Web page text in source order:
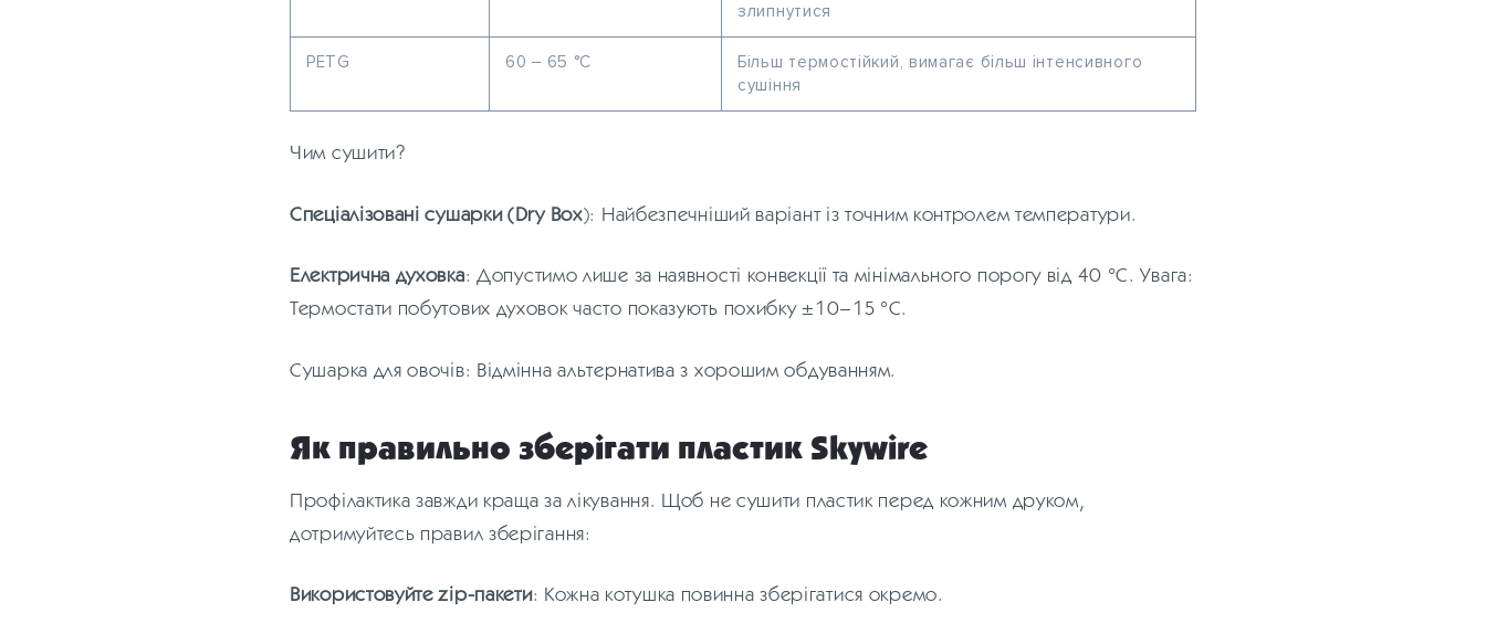
злипнутися
PETG 60 – 65 °C
Більш термостійкий, вимагає більш інтенсивного
сушіння
Чим сушити?
Спеціалізовані сушарки (Dry Box): Найбезпечніший варіант із точним контролем температури.
Електрична духовка: Допустимо лише за наявності конвекції та мінімального порогу від 40 °C. Увага:
Термостати побутових духовок часто показують похибку ±10–15 °C.
Сушарка для овочів: Відмінна альтернатива з хорошим обдуванням.
Як правильно зберігати пластик Skywire
Профілактика завжди краща за лікування. Щоб не сушити пластик перед кожним друком,
дотримуйтесь правил зберігання:
Використовуйте zip-пакети: Кожна котушка повинна зберігатися окремо.